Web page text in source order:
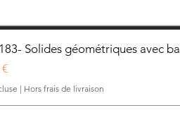
Solides géométriques avec
| Hors frais de livraison